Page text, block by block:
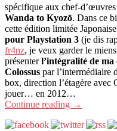
spécifique aux chef-
Wanda to Kyozō. Dans ce
cette édition limitée
pour Playstation 3 (je dis
fr4nz, je veux garder le
présenterl’intégralité de
Colossus par l’intermédiaire
box, direction l’étagère avec
jouer… en 2012…
Continue reading →